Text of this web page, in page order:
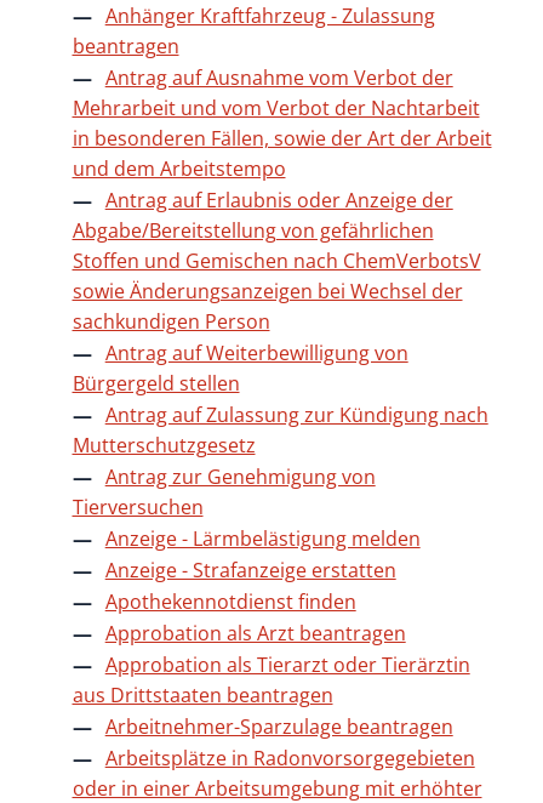
Anhänger Kraftfahrzeug - Zulassung
beantragen
Antrag auf Ausnahme vom Verbot der
Mehrarbeit und vom Verbot der Nachtarbeit
in besonderen Fällen, sowie der Art der Arbeit
und dem Arbeitstempo
Antrag auf Erlaubnis oder Anzeige der
Abgabe/Bereitstellung von gefährlichen
Stoffen und Gemischen nach ChemVerbotsV
sowie Änderungsanzeigen bei Wechsel der
sachkundigen Person
Antrag auf Weiterbewilligung von
Bürgergeld stellen
Antrag auf Zulassung zur Kündigung nach
Mutterschutzgesetz
Antrag zur Genehmigung von
Tierversuchen
Anzeige - Lärmbelästigung melden
Anzeige - Strafanzeige erstatten
Apothekennotdienst finden
Approbation als Arzt beantragen
Approbation als Tierarzt oder Tierärztin
aus Drittstaaten beantragen
Arbeitnehmer-Sparzulage beantragen
Arbeitsplätze in Radonvorsorgegebieten
oder in einer Arbeitsumgebung mit erhöhter